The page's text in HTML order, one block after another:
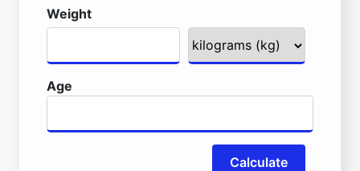
Weight
Age
Calculate